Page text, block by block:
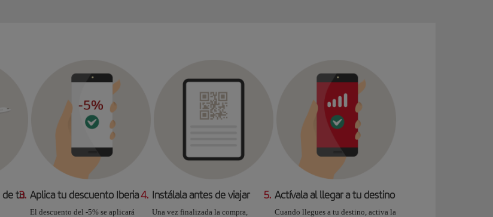
de tu
3. Aplica tu descuento Iberia
El descuento del -5% se aplicará
4. Instálala antes de viajar
Una vez finalizada la compra,
5. Actívala al llegar a tu destino
Cuando llegues a tu destino, activa la